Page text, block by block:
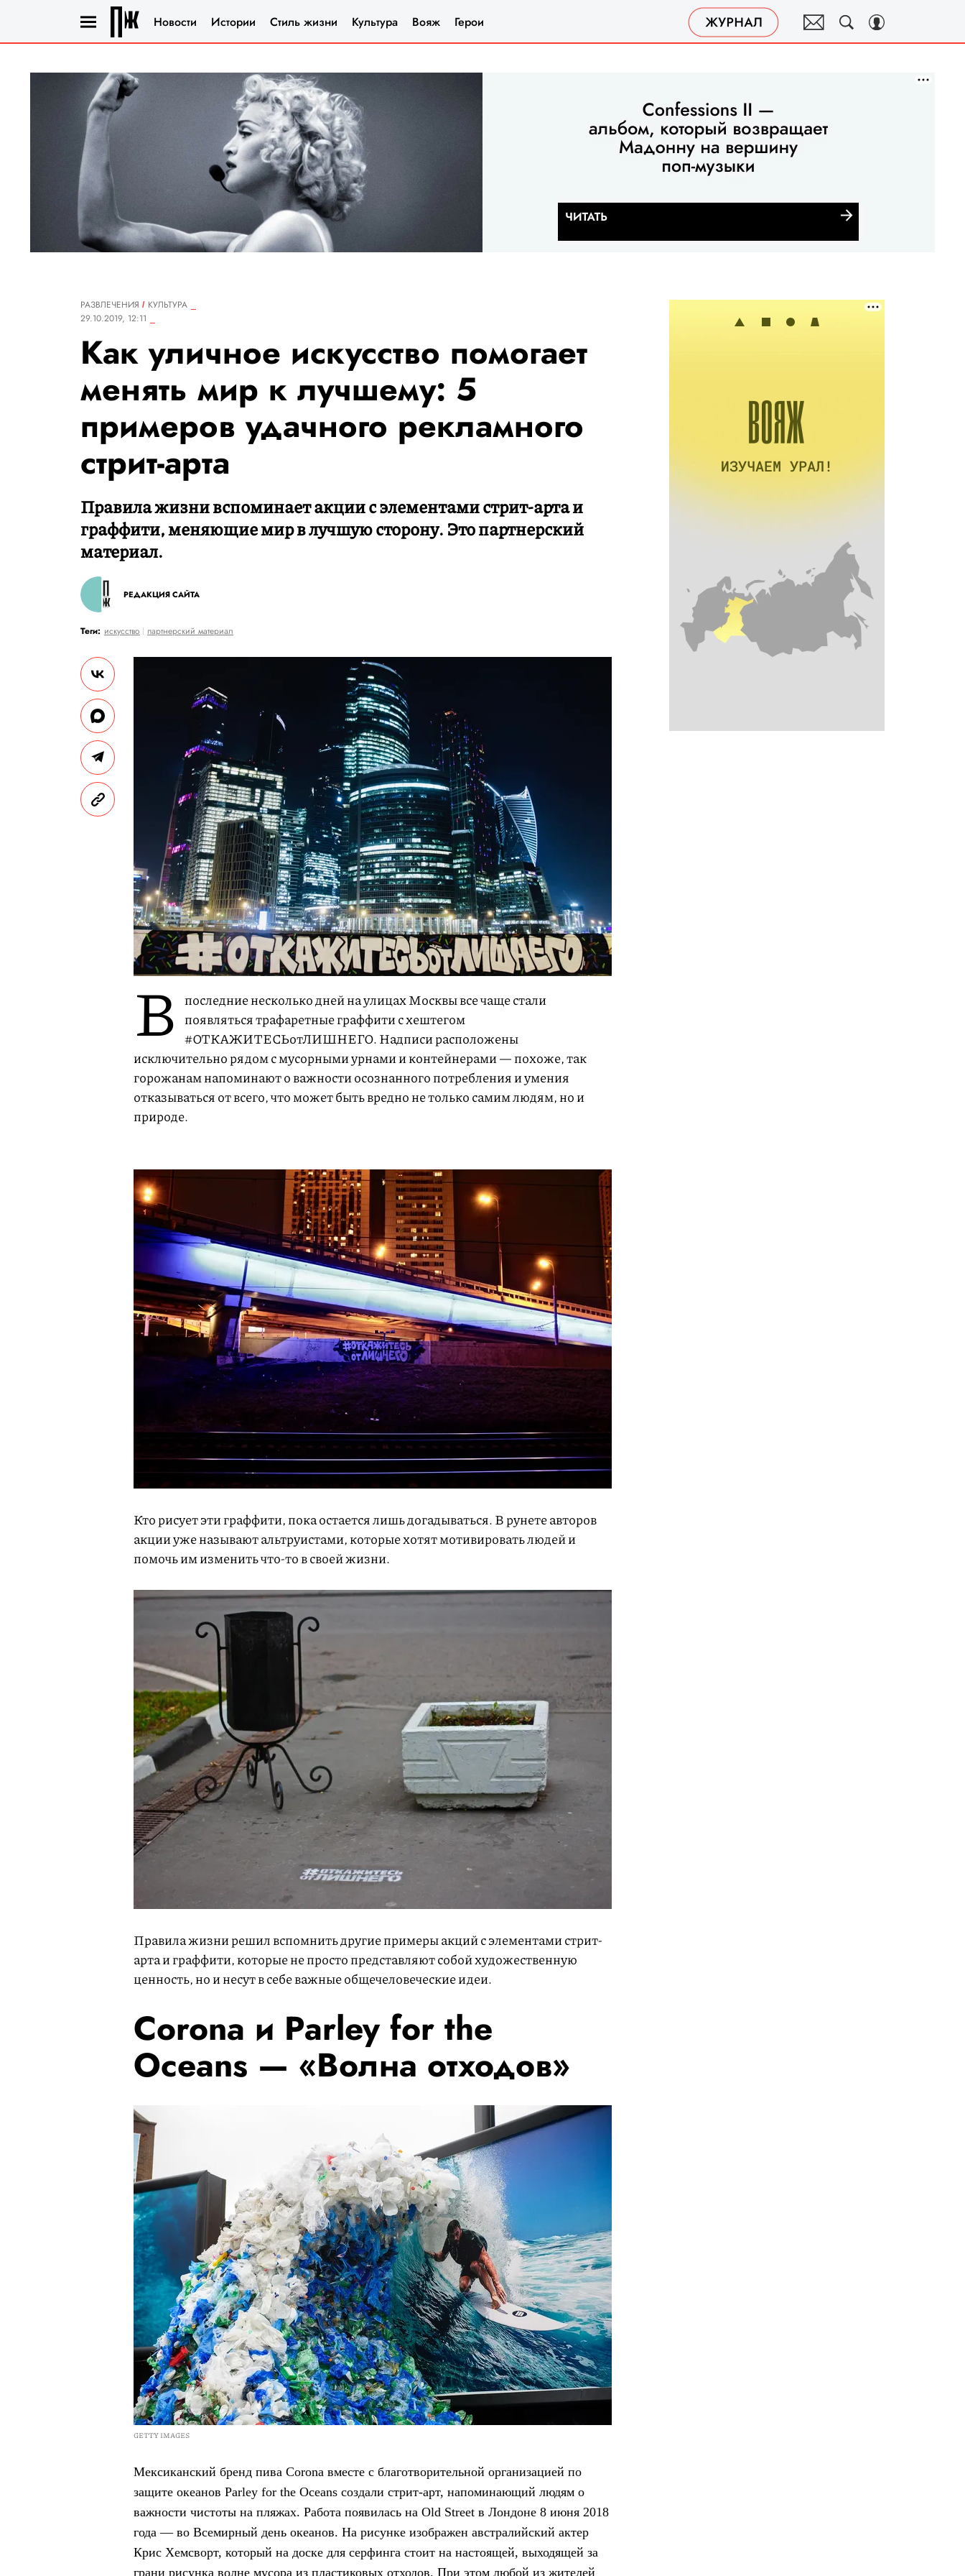
Новости Истории Стиль жизни Культура Вояж Герои
РАЗВЛЕЧЕНИЯ
КУЛЬТУРА
29.10.2019, 12:11
Как уличное искусство помогает
менять мир к лучшему: 5
примеров удачного рекламного
стрит-арта
Правила жизни вспоминает акции с элементами стрит-арта и
граффити, меняющие мир в лучшую сторону. Это партнерский
материал.
РЕДАКЦИЯ САЙТА
Теги: искусство партнерский материал
В последние несколько дней на улицах Москвы все чаще стали
появляться трафаретные граффити с хештегом
#ОТКАЖИТЕСЬотЛИШНЕГО. Надписи расположены
исключительно рядом с мусорными урнами и контейнерами — похоже, так
горожанам напоминают о важности осознанного потребления и умения
отказываться от всего, что может быть вредно не только самим людям, но и
природе.
Кто рисует эти граффити, пока остается лишь догадываться. В рунете авторов
акции уже называют альтруистами, которые хотят мотивировать людей и
помочь им изменить что-то в своей жизни.
Правила жизни решил вспомнить другие примеры акций с элементами стрит-
арта и граффити, которые не просто представляют собой художественную
ценность, но и несут в себе важные общечеловеческие идеи.
Corona и Parley for the
Oceans — «Волна отходов»
GETTY IMAGES
Мексиканский бренд пива Corona вместе с благотворительной организацией по
защите океанов Parley for the Oceans создали стрит-арт, напоминающий людям о
важности чистоты на пляжах. Работа появилась на Old Street в Лондоне 8 июня 2018
года — во Всемирный день океанов. На рисунке изображен австралийский актер
Крис Хемсворт, который на доске для серфинга стоит на настоящей, выходящей за
грани рисунка волне мусора из пластиковых отходов. При этом любой из жителей